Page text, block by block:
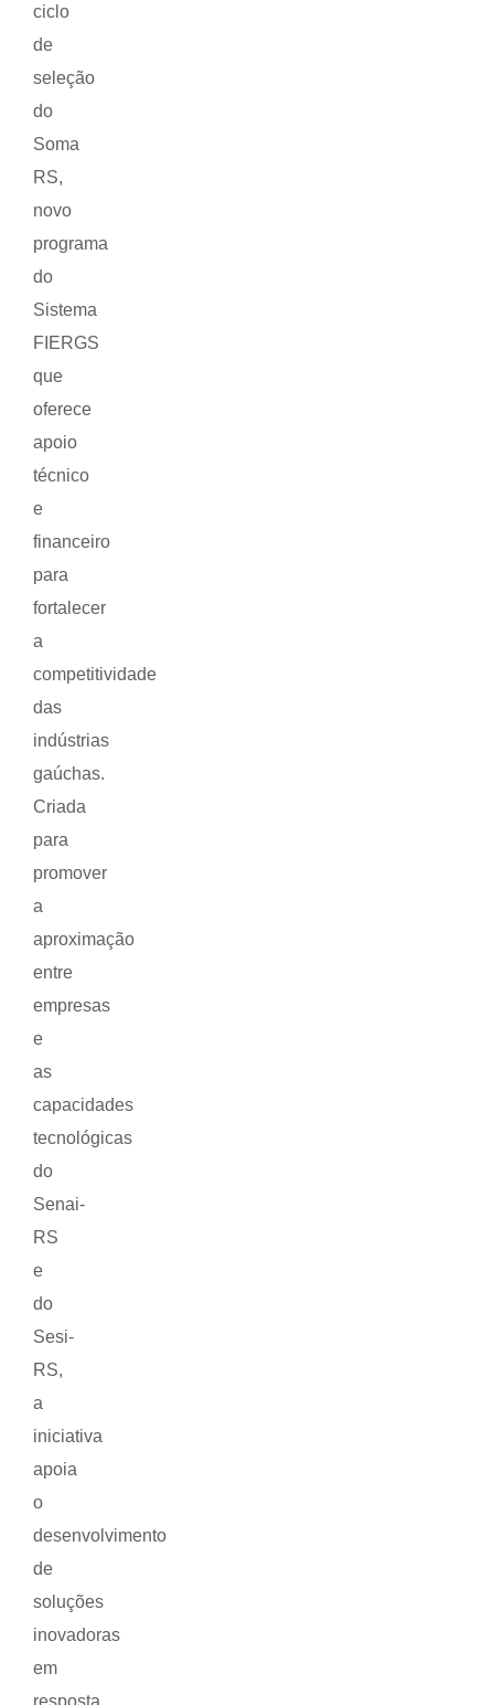
ciclo
de
seleção
do
Soma
RS,
novo
programa
do
Sistema
FIERGS
que
oferece
apoio
técnico
e
financeiro
para
fortalecer
a
competitividade
das
indústrias
gaúchas.
Criada
para
promover
a
aproximação
entre
empresas
e
as
capacidades
tecnológicas
do
Senai-
RS
e
do
Sesi-
RS,
a
iniciativa
apoia
o
desenvolvimento
de
soluções
inovadoras
em
resposta